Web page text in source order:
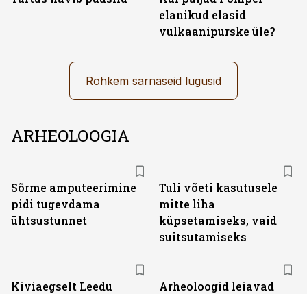
elanikud elasid
vulkaanipurske üle?
Rohkem sarnaseid lugusid
ARHEOLOOGIA
Sõrme amputeerimine
pidi tugevdama
ühtsustunnet
Tuli võeti kasutusele
mitte liha
küpsetamiseks, vaid
suitsutamiseks
Kiviaegselt Leedu
Arheoloogid leiavad